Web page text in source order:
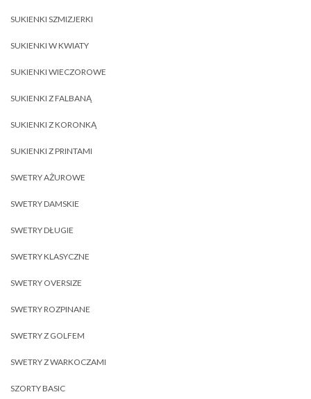
SUKIENKI SZMIZJERKI
SUKIENKI W KWIATY
SUKIENKI WIECZOROWE
SUKIENKI Z FALBANĄ
SUKIENKI Z KORONKĄ
SUKIENKI Z PRINTAMI
SWETRY AŻUROWE
SWETRY DAMSKIE
SWETRY DŁUGIE
SWETRY KLASYCZNE
SWETRY OVERSIZE
SWETRY ROZPINANE
SWETRY Z GOLFEM
SWETRY Z WARKOCZAMI
SZORTY BASIC